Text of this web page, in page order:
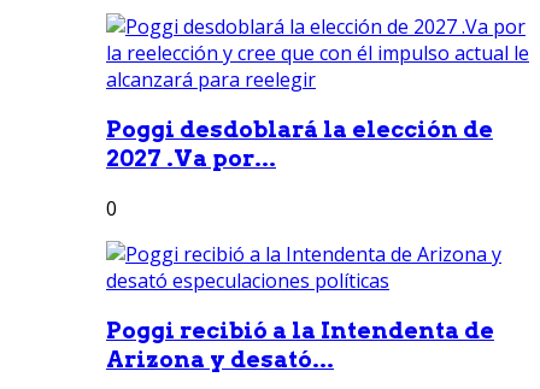
Poggi desdoblará la elección de
2027 .Va por...
0
Poggi recibió a la Intendenta de
Arizona y desató...